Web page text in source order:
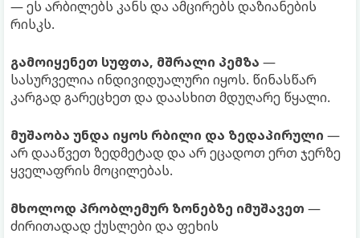
— ეს არბილებს კანს და ამცირებს დაზიანების
რისკს.
გამოიყენეთ სუფთა, მშრალი პემზა —
სასურველია ინდივიდუალური იყოს. წინასწარ
კარგად გარეცხეთ და დაასხით მდუღარე წყალი.
მუშაობა უნდა იყოს რბილი და ზედაპირული —
არ დააწვეთ ზედმეტად და არ ეცადოთ ერთ ჯერზე
ყველაფრის მოცილებას.
მხოლოდ პრობლემურ ზონებზე იმუშავეთ —
ძირითადად ქუსლები და ფეხის